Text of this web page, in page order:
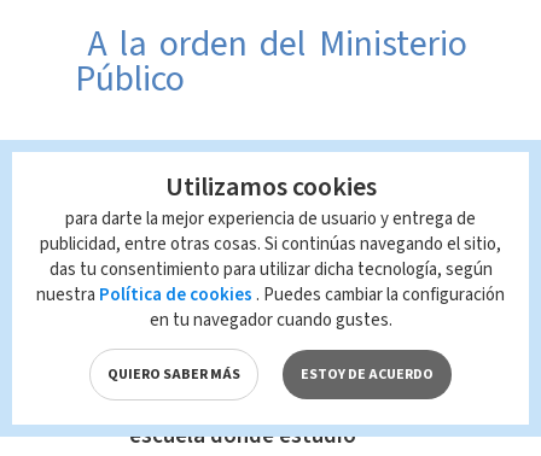
A la orden del Ministerio
Público
Madrigal de 29 años, sospechoso del
delito de Infracción a la Ley de
Psicotrópicosquedó la orden del
Ministerio público para proceder con
las medidas cautelares.
Te recomendamos
Peso Pluma: El valor de la
educación en la prestigiosa
escuela donde estudió
Utilizamos cookies
para darte la mejor experiencia de usuario y entrega de
publicidad, entre otras cosas. Si continúas navegando el sitio,
das tu consentimiento para utilizar dicha tecnología, según
nuestra Política de cookies . Puedes cambiar la configuración
en tu navegador cuando gustes.
QUIERO SABER MÁS ESTOY DE ACUERDO